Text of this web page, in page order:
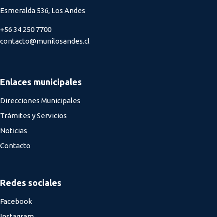
Esmeralda 536, Los Andes
+56 34 250 7700
contacto@munilosandes.cl
Enlaces municipales
Direcciones Municipales
Trámites y Servicios
Noticias
Contacto
Redes sociales
Facebook